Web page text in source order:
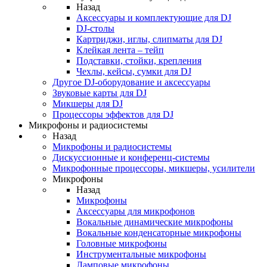
Назад
Аксессуары и комплектующие для DJ
DJ-столы
Картриджи, иглы, слипматы для DJ
Клейкая лента – тейп
Подставки, стойки, крепления
Чехлы, кейсы, сумки для DJ
Другое DJ-оборудование и аксессуары
Звуковые карты для DJ
Микшеры для DJ
Процессоры эффектов для DJ
Микрофоны и радиосистемы
Назад
Микрофоны и радиосистемы
Дискуссионные и конференц-системы
Микрофонные процессоры, микшеры, усилители
Микрофоны
Назад
Микрофоны
Аксессуары для микрофонов
Вокальные динамические микрофоны
Вокальные конденсаторные микрофоны
Головные микрофоны
Инструментальные микрофоны
Ламповые микрофоны